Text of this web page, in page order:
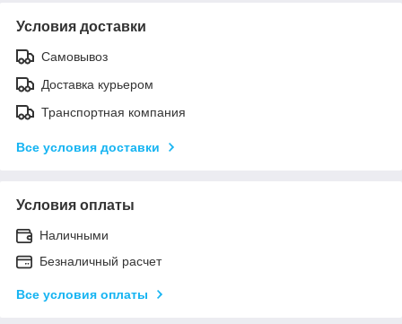
Условия доставки
Самовывоз
Доставка курьером
Транспортная компания
Все условия доставки
Условия оплаты
Наличными
Безналичный расчет
Все условия оплаты